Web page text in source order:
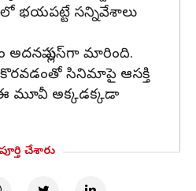
భయపట్టే సన్నివేశాలు
ప్లస్‌గా మారింది.
సినిమాపై ఆసక్తి
ఈ మూవీ అక్కడక్కడా
పూర్తి చేశారు